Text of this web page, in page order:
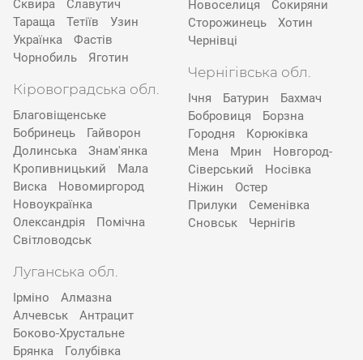
Сквира
Славутич
Тараща
Тетіїв
Узин
Українка
Фастів
Чорнобиль
Яготин
Кіровоградська обл.
Благовіщенське
Бобринець
Гайворон
Долинська
Знам'янка
Кропивницький
Мала
Виска
Новомиргород
Новоукраїнка
Олександрія
Помічна
Світловодськ
Луганська обл.
Ірміно
Алмазна
Алчевськ
Антрацит
Боково-Хрустальне
Брянка
Голубівка
Новоселиця
Сокиряни
Сторожинець
Хотин
Чернівці
Чернігівська обл.
Ічня Батурин
Бахмач
Бобровиця
Борзна
Городня
Корюківка
Мена
Мрин
Новгород-
Сіверський
Носівка
Ніжин
Остер
Прилуки
Семенівка
Сновськ
Чернігів